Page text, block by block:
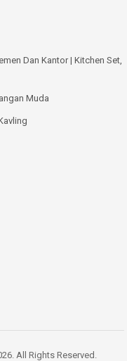
Dan Kantor | Kitchen Set,
Muda
All Rights Reserved.